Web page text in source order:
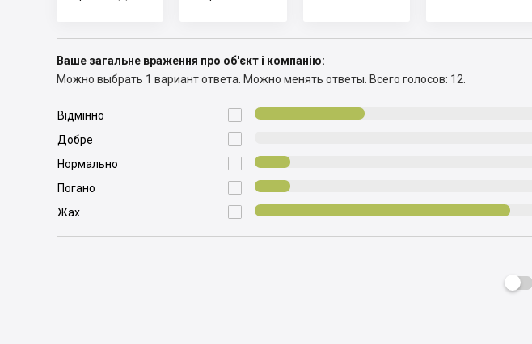
Ваше загальне враження про об'єкт і компанію:
Можно выбрать 1 вариант ответа. Можно менять ответы. Всего голосов: 12.

Відмінно

Добре

Нормально

Погано

Жах